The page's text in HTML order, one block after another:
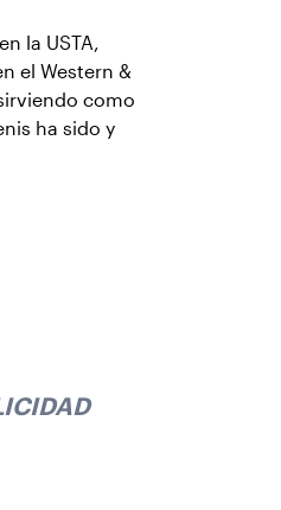
la USTA,
el Western &
como
ha sido y